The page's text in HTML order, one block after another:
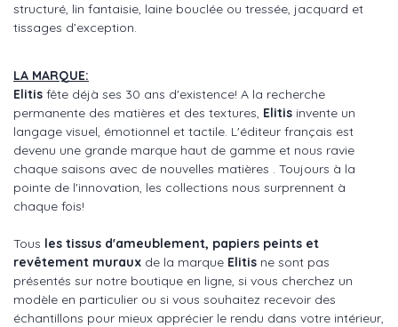
structuré, lin fantaisie, laine bouclée ou tressée, jacquard et
tissages d’exception.
LA MARQUE:
Elitis fête déjà ses 30 ans d'existence! A la recherche
permanente des matières et des textures, Elitis invente un
langage visuel, émotionnel et tactile. L'éditeur français est
devenu une grande marque haut de gamme et nous ravie
chaque saisons avec de nouvelles matières . Toujours à la
pointe de l'innovation, les collections nous surprennent à
chaque fois!
Tous les tissus d'ameublement, papiers peints et
revêtement muraux de la marque Elitis ne sont pas
présentés sur notre boutique en ligne, si vous cherchez un
modèle en particulier ou si vous souhaitez recevoir des
échantillons pour mieux apprécier le rendu dans votre intérieur,